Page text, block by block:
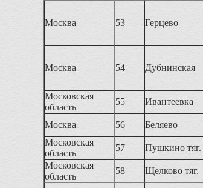
Москва 53 Герцево
Москва 54 Дубнинская
Московская
область
55 Ивантеевка
Москва 56 Беляево
Московская
область
57 Пушкино тяг.
Московская
область
58 Щелково тяг.